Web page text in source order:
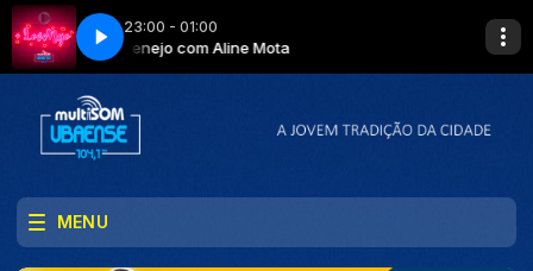
23:00 - 01:00
Lovenejo com Aline Mota
MENU